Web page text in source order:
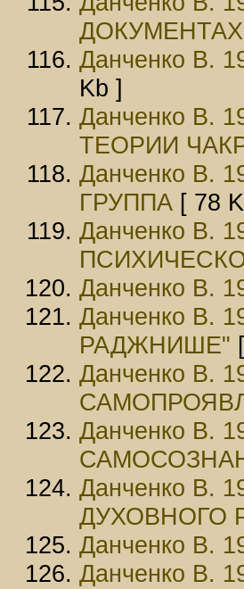
ДОКУМЕHТАХ
Данченко В.
Kb ]
Данченко
ТЕОРИИ
Данченко В.
ГРУППА [ 78
Данченко
Данченко В.
Данченко В.
РАДЖНИШЕ"
Данченко В.
Данченко В.
Данченко В.
ДУХОВНОГО
Данченко В.
Данченко В.